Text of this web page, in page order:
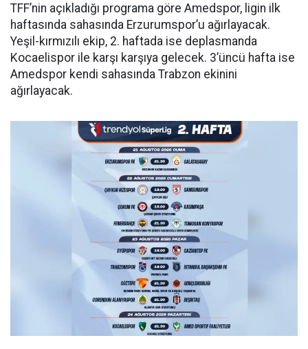
TFF’nin açıkladığı programa göre Amedspor, ligin ilk
haftasında sahasında Erzurumspor’u ağırlayacak.
Yeşil-kırmızılı ekip, 2. haftada ise deplasmanda
Kocaelispor ile karşı karşıya gelecek. 3’üncü hafta ise
Amedspor kendi sahasında Trabzon ekinini
ağırlayacak.